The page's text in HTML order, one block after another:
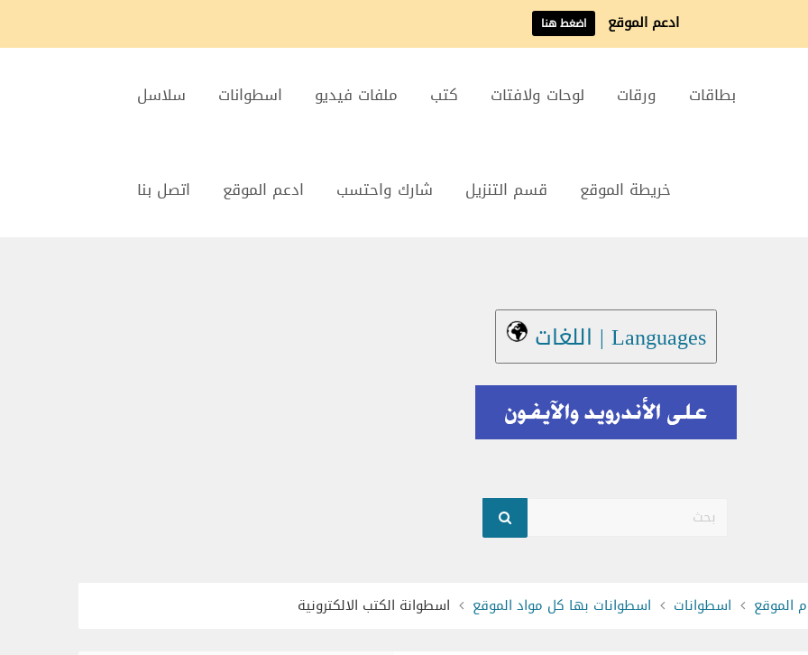
بطاقات ورقات لوحات ولافتات كتب ملفات فيديو اسطوانات سلاسل
خريطة الموقع قسم التنزيل شارك واحتسب ادعم الموقع اتصل بنا
Languages | اللغات
بحث
الموقع اسطوانات اسطوانات بها كل مواد الموقع اسطوانة الكتب الالكترونية
ادعم الموقع اضغط هنا